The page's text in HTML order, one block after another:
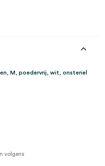
M, poedervrij, wit, onsteriel
volgens